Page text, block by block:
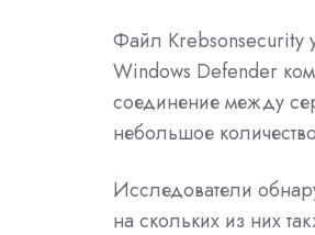
Файл Krebsonsecurity
Windows Defender
соединение между
небольшое
Исследователи
на скольких из них